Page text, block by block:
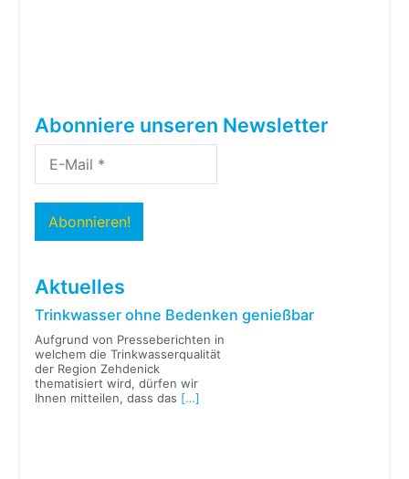
Abonniere unseren Newsletter
Aktuelles
Trinkwasser ohne Bedenken genießbar
Aufgrund von Presseberichten in
welchem die Trinkwasserqualität
der Region Zehdenick
thematisiert wird, dürfen wir
Ihnen mitteilen, dass das […]